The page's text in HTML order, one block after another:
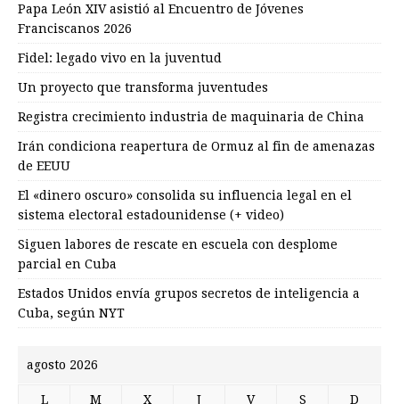
Papa León XIV asistió al Encuentro de Jóvenes
Franciscanos 2026
Fidel: legado vivo en la juventud
Un proyecto que transforma juventudes
Registra crecimiento industria de maquinaria de China
Irán condiciona reapertura de Ormuz al fin de amenazas
de EEUU
El «dinero oscuro» consolida su influencia legal en el
sistema electoral estadounidense (+ video)
Siguen labores de rescate en escuela con desplome
parcial en Cuba
Estados Unidos envía grupos secretos de inteligencia a
Cuba, según NYT
agosto 2026
L M X J V S D